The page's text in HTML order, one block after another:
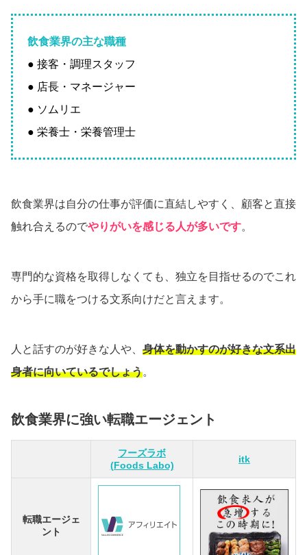
飲食業界の主な職種
● 接客・調理スタッフ
● 店長・マネージャー
● ソムリエ
● 栄養士・栄養管理士
飲食業界は自分の仕事が評価に直結しやすく、顧客と直接
触れ合えるのでやりがいを感じる人が多いです。
専門的な資格を取得しなくても、独立を目指せるのでこれ
から手に職をつける文系向けだと言えます。
人と話すのが好きな人や、 身体を動かすのが好きな文系出
身者に向いているでしょう。
飲食業界に強い転職エージェント
フーズラボ
(Foods Labo)
itk
転職エージェ
ント